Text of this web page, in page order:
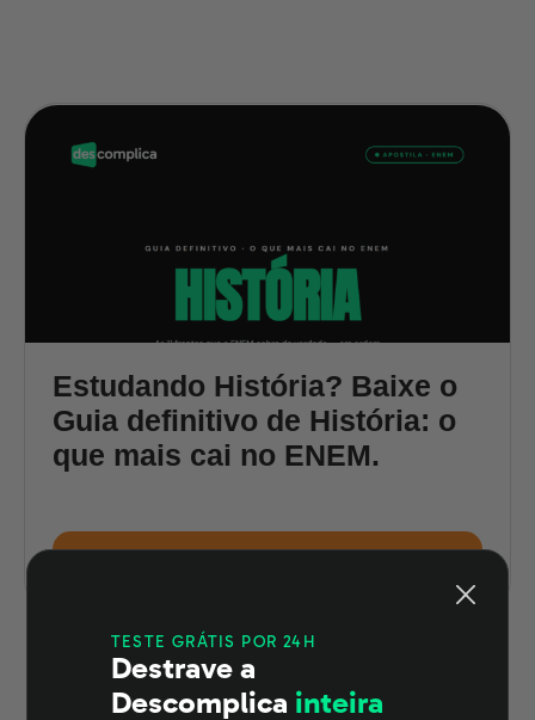
precocemente na América, investiu em um projeto
minerador e de expansão e organização de cidades. A
semeadores e ladrilhadores, respectivamente.
[caption id="attachment_80983" align="aligncenter"
Guia definitivo de
Estudando História? Baixe o
Guia definitivo de História: o
que mais cai no ENEM.
TESTE GRÁTIS POR 24H
Destrave a
Descomplica inteira